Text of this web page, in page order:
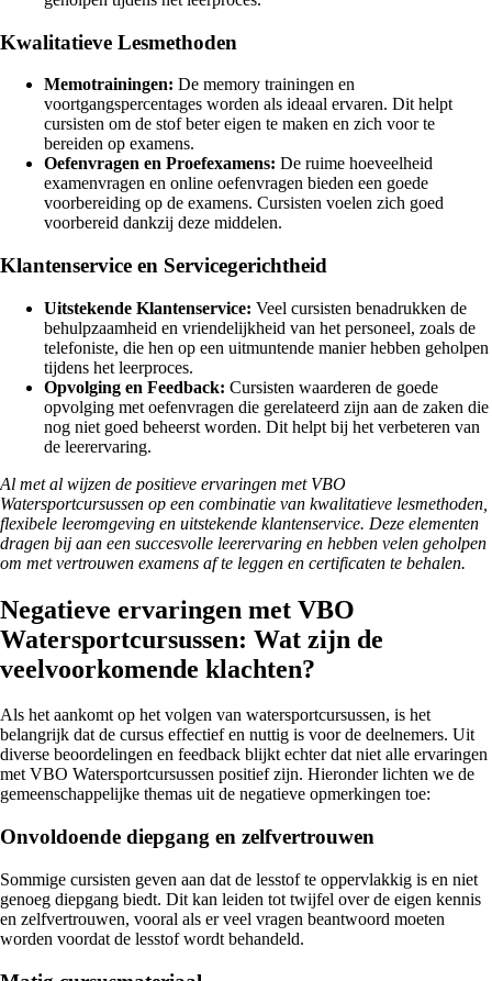
Kwalitatieve Lesmethoden
Memotrainingen: De memory trainingen en
voortgangspercentages worden als ideaal ervaren. Dit helpt
cursisten om de stof beter eigen te maken en zich voor te
bereiden op examens.
Oefenvragen en Proefexamens: De ruime hoeveelheid
examenvragen en online oefenvragen bieden een goede
voorbereiding op de examens. Cursisten voelen zich goed
voorbereid dankzij deze middelen.
Klantenservice en Servicegerichtheid
Uitstekende Klantenservice: Veel cursisten benadrukken de
behulpzaamheid en vriendelijkheid van het personeel, zoals de
telefoniste, die hen op een uitmuntende manier hebben geholpen
tijdens het leerproces.
Opvolging en Feedback: Cursisten waarderen de goede
opvolging met oefenvragen die gerelateerd zijn aan de zaken die
nog niet goed beheerst worden. Dit helpt bij het verbeteren van
de leerervaring.
Al met al wijzen de positieve ervaringen met VBO
Watersportcursussen op een combinatie van kwalitatieve lesmethoden,
flexibele leeromgeving en uitstekende klantenservice. Deze elementen
dragen bij aan een succesvolle leerervaring en hebben velen geholpen
om met vertrouwen examens af te leggen en certificaten te behalen.
Negatieve ervaringen met VBO
Watersportcursussen: Wat zijn de
veelvoorkomende klachten?
Als het aankomt op het volgen van watersportcursussen, is het
belangrijk dat de cursus effectief en nuttig is voor de deelnemers. Uit
diverse beoordelingen en feedback blijkt echter dat niet alle ervaringen
met VBO Watersportcursussen positief zijn. Hieronder lichten we de
gemeenschappelijke themas uit de negatieve opmerkingen toe:
Onvoldoende diepgang en zelfvertrouwen
Sommige cursisten geven aan dat de lesstof te oppervlakkig is en niet
genoeg diepgang biedt. Dit kan leiden tot twijfel over de eigen kennis
en zelfvertrouwen, vooral als er veel vragen beantwoord moeten
worden voordat de lesstof wordt behandeld.